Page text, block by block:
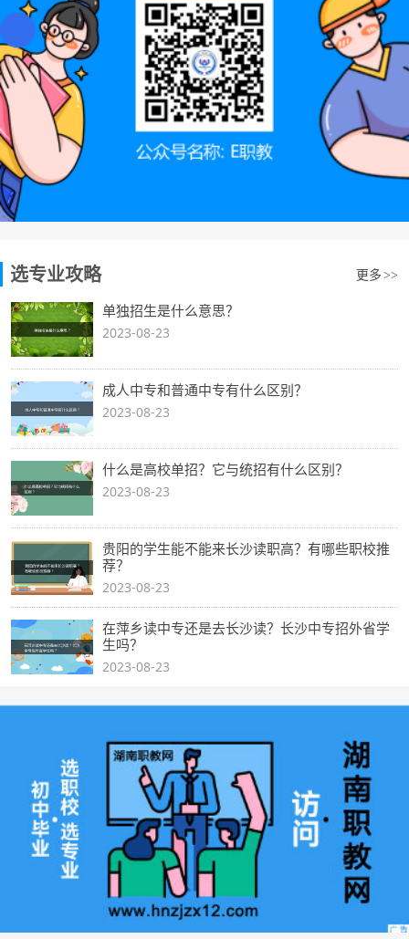
选专业攻略 更多 >>
单独招生是什么意思？
2023-08-23
成人中专和普通中专有什么区别？
2023-08-23
什么是高校单招？它与统招有什么区别？
2023-08-23
贵阳的学生能不能来长沙读职高？有哪些职校推
荐？
2023-08-23
在萍乡读中专还是去长沙读？长沙中专招外省学
生吗？
2023-08-23